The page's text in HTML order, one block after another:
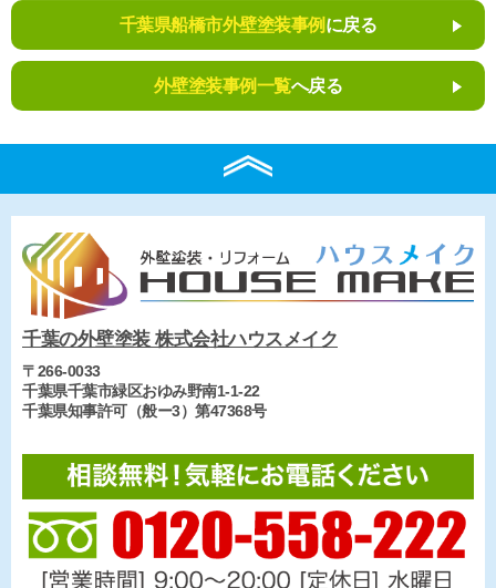
千葉県船橋市外壁塗装事例 に戻る
外壁塗装事例一覧へ戻る
千葉の外壁塗装 株式会社ハウスメイク
〒266-0033
千葉県千葉市緑区おゆみ野南1-1-22
千葉県知事許可（般ー3）第47368号